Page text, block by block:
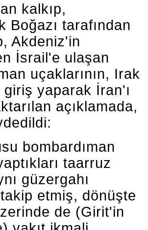
kalkıp,
Boğazı tarafından
Akdeniz'in
İsrail'e ulaşan
uçaklarının, Irak
yaparak İran'ı
açıklamada,
bombardıman
taarruz
güzergahı
etmiş, dönüşte
de (Girit'in